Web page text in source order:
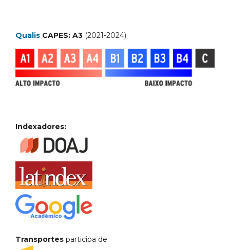
Qualis CAPES: A3 (2021-2024)
Indexadores:
Transportes participa de